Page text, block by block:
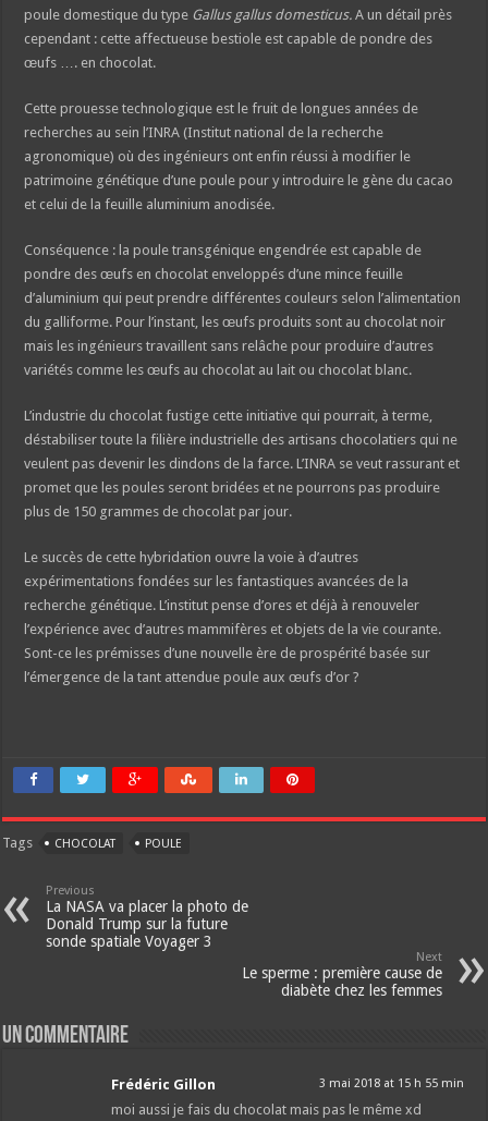
poule domestique du type Gallus gallus domesticus.A un détail près
cependant : cette affectueuse bestiole est capable de pondre des
œufs …. en chocolat.
Cette prouesse technologique est le fruit de longues années de
recherches au sein l’INRA (Institut national de la recherche
agronomique) où des ingénieurs ont enfin réussi à modifier le
patrimoine génétique d’une poule pour y introduire le gène du cacao
et celui de la feuille aluminium anodisée.
Conséquence : la poule transgénique engendrée est capable de
pondre des œufs en chocolat enveloppés d’une mince feuille
d’aluminium qui peut prendre différentes couleurs selon l’alimentation
du galliforme. Pour l’instant, les œufs produits sont au chocolat noir
mais les ingénieurs travaillent sans relâche pour produire d’autres
variétés comme les œufs au chocolat au lait ou chocolat blanc.
L’industrie du chocolat fustige cette initiative qui pourrait, à terme,
déstabiliser toute la filière industrielle des artisans chocolatiers qui ne
veulent pas devenir les dindons de la farce. L’INRA se veut rassurant et
promet que les poules seront bridées et ne pourrons pas produire
plus de 150 grammes de chocolat par jour.
Le succès de cette hybridation ouvre la voie à d’autres
expérimentations fondées sur les fantastiques avancées de la
recherche génétique. L’institut pense d’ores et déjà à renouveler
l’expérience avec d’autres mammifères et objets de la vie courante.
Sont-ce les prémisses d’une nouvelle ère de prospérité basée sur
l’émergence de la tant attendue poule aux œufs d’or ?
Tags CHOCOLAT POULE
Previous
La NASA va placer la photo de
Donald Trump sur la future
sonde spatiale Voyager 3
Next
Le sperme : première cause de
diabète chez les femmes
Un commentaire
Frédéric Gillon 3 mai 2018 at 15 h 55 min
moi aussi je fais du chocolat mais pas le même xd